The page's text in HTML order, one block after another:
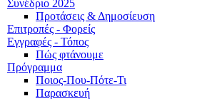
Συνέδριο 2025
Προτάσεις & Δημοσίευση
Επιτροπές - Φορείς
Εγγραφές - Τόπος
Πώς φτάνουμε
Πρόγραμμα
Ποιος-Που-Πότε-Τι
Παρασκευή